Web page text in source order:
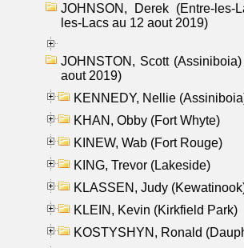
JOHNSON, Derek (Entre-les-
les-Lacs au 12 aout 2019)
JOHNSTON, Scott
aout 2019)
KENNEDY, Nellie
KHAN, Obby (Fort Whyte)
KINEW, Wab (Fort Rouge)
KING, Trevor (Lakeside)
KLASSEN, Judy
KLEIN, Kevin (Kirkfield Park)
KOSTYSHYN, Ronald